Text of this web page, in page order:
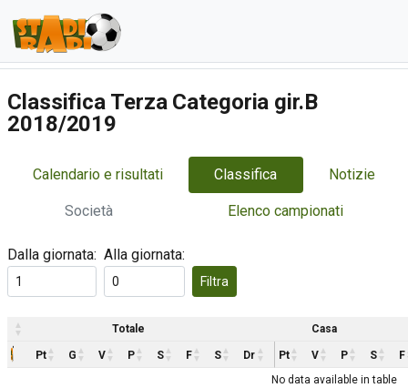
Classifica Terza Categoria gir.B
2018/2019
Calendario e risultati Classifica Notizie
Società Elenco campionati
Dalla giornata: Alla giornata:
Filtra
Totale Casa
Pt G V P S F S Dr Pt V P S
F
No data available in table